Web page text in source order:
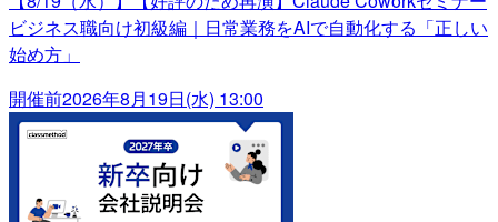
ビジネス職向け初級編｜日常業務をAIで自動化する「正しい
始め方」
開催前2026年8月19日(水) 13:00